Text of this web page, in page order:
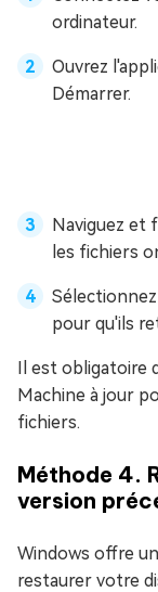
ordinateur.
Ouvrez
Démarrer.
Naviguez et
les fichiers
pour qu'ils
Il est obligatoire
Machine à jour
fichiers.
Méthode 4.
version
Windows offre
restaurer votre